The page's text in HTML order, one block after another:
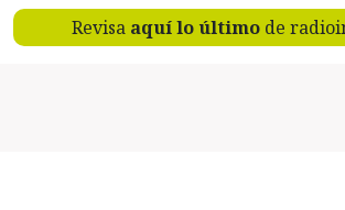
Revisa aquí lo últimode